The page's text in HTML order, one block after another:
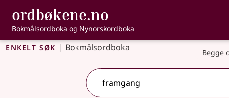
Gå til hovedinnhold
Tilgjengelighet
ordbøkene.no ,
Bokmålsordboka og Nynorskordboka
Enkelt søk | Bokmålsordboka Begge